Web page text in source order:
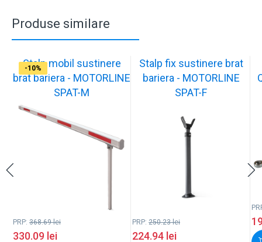
Produse similare
-10%
Stalp mobil sustinere
brat bariera - MOTORLINE
SPAT-M
PRP: 368.69lei
330.09 lei
-10%
Stalp fix sustinere brat
bariera - MOTORLINE
SPAT-F
PRP: 250.23lei
224.94 lei
-17%
-17%
-17%
-17%
-17%
-10%
-10%
-10%